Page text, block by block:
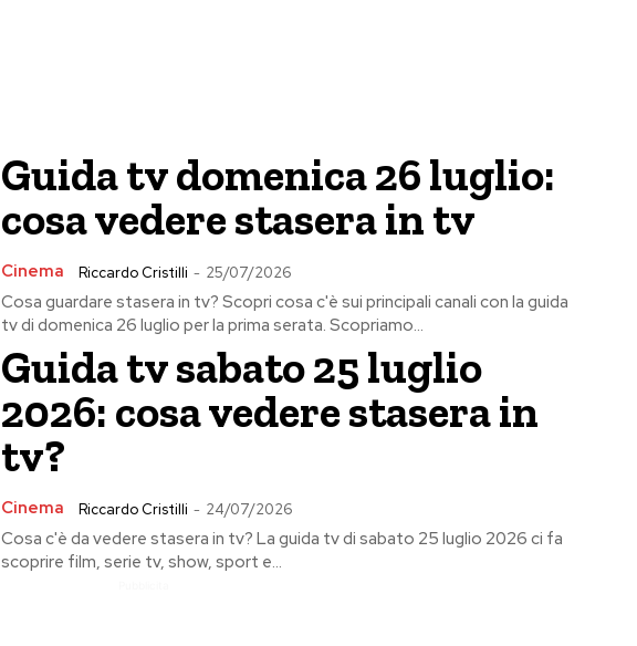
Guida tv domenica 26 luglio:
cosa vedere stasera in tv
Cinema Riccardo Cristilli - 25/07/2026
Cosa guardare stasera in tv? Scopri cosa c'è sui principali canali con la guida
tv di domenica 26 luglio per la prima serata. Scopriamo...
Guida tv sabato 25 luglio
2026: cosa vedere stasera in
tv?
Cinema Riccardo Cristilli - 24/07/2026
Cosa c'è da vedere stasera in tv? La guida tv di sabato 25 luglio 2026 ci fa
scoprire film, serie tv, show, sport e...